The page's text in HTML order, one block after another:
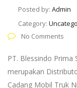
Posted by: Admin
Category:
No Comments
PT. Blessindo Prima
merupakan
Cadang Mobil Truk